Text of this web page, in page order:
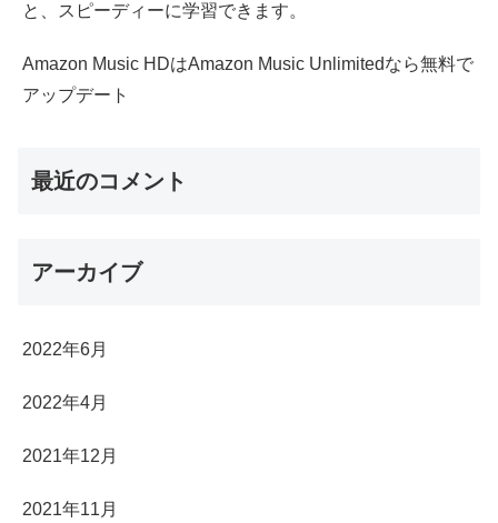
と、スピーディーに学習できます。
Amazon Music HDはAmazon Music Unlimitedなら無料で
アップデート
最近のコメント
アーカイブ
2022年6月
2022年4月
2021年12月
2021年11月